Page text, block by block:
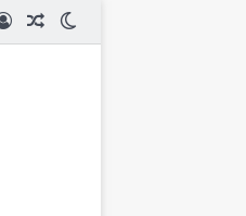
Log InRandom Article